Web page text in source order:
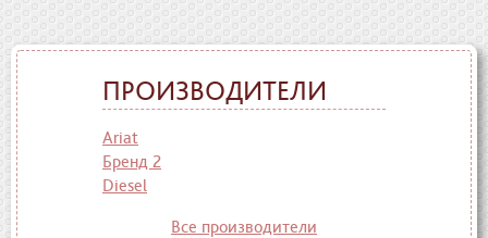
ПРОИЗВОДИТЕЛИ
Ariat
Бренд 2
Diesel
Все производители